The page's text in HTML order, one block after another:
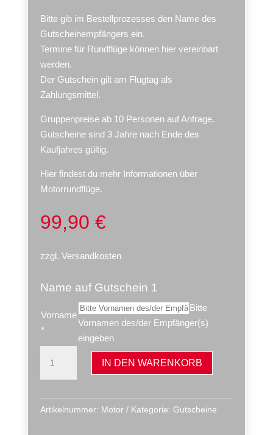
Bitte gib im Bestellprozesses den Name des
Gutscheinempfängers ein.
Termine für Rundflüge können hiervereinbart
werden.
Der Gutschein gilt am Flugtag als
Zahlungsmittel.
Gruppenpreise ab 10 Personen auf Anfrage.
Gutscheine sind 3 Jahre nach Ende des
Kaufjahres gültig.
Hierfindest du mehr Informationen über
Motorrundflüge.
99,90 €
zzgl. Versandkosten
Name auf Gutschein 1
Vorname
*
Bitte
Vornamen des/der Empfänger(s)
eingeben
Bodensee
Menge
IN DEN WARENKORB
Artikelnummer: Motor Kategorie: Gutscheine